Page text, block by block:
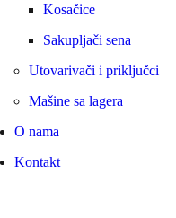
Kosačice
Sakupljači sena
Utovarivači i priključci
Mašine sa lagera
O nama
Kontakt